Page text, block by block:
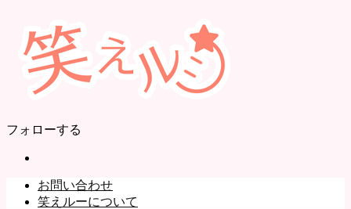
フォローする
お問い合わせ
笑えルーについて